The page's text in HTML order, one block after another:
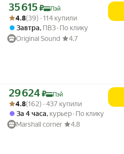
Цена с картой Яндекс Пэй 35615 ₽ вместо
35 615 ₽
Пэй
Рейтинг товара: 4.8 из 5
Оценок: (39) · 114 купили
4.8(39) · 114 купили
Завтра, ПВЗ По клику
Original Sound
4.7
Цена с картой Яндекс Пэй 29624 ₽ вместо
29 624 ₽
Пэй
Рейтинг товара: 4.8 из 5
Оценок: (162) · 437 купили
4.8(162) · 437 купили
За 4 часа, курьер По клику
Marshall corner
4.8